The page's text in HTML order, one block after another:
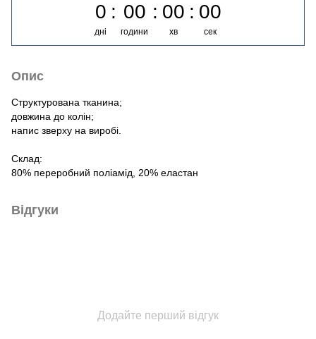
0
дні
00
години
00
хв
00
сек
Опис
Структурована тканина;
довжина до колін;
напис зверху на виробі.
Склад:
80% переробний поліамід, 20% еластан
Відгуки
Додайте перший відгук